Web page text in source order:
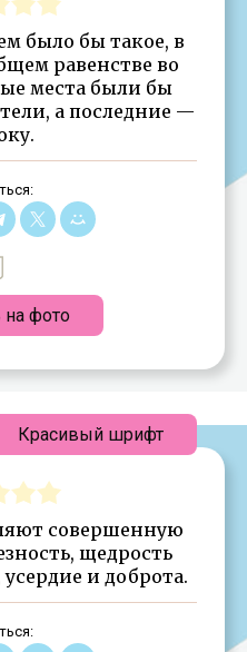
было бы такое, в
равенстве во
места были бы
а последние —
на фото
совершенную
щедрость
и доброта.
Красивый шрифт